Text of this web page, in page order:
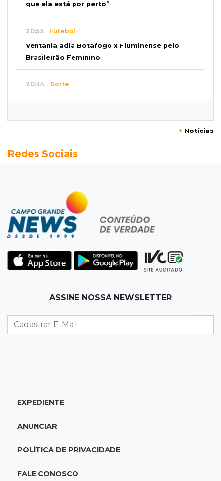
que ela está por perto”
20:53 Futebol
Ventania adia Botafogo x Fluminense pelo
Brasileirão Feminino
20:34 Sorte
Fiscalização apreende remédios de farmácia
São Gabriel do Oeste
Suspeitos de ocupar avião interceptado pela
FAB morrem em confronto
Dólar comercial cai 0,46% e encerra semana
cotado a R$ 5,08
95º caso
após reagir à abordagem policial
18:36Decisão
inédito à Série A2 feminina
18:33Registro do céu
Após chuva, despedida do "sextou" é com pôr
+ Notícias
Redes Sociais
ASSINE NOSSA NEWSLETTER
EXPEDIENTE
ANUNCIAR
POLÍTICA DE PRIVACIDADE
FALE CONOSCO